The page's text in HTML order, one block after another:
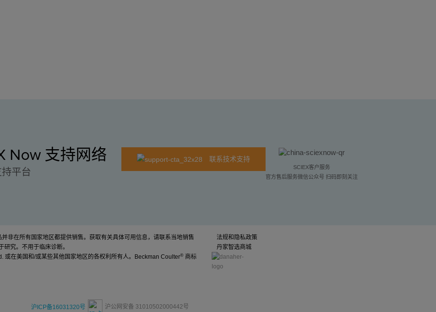
Now 支持网络
平台
联系技术支持
SCIEX客户服务
官方售后服务微信公众号 扫码即刻关注
非在所有国家地区都提供销售。获取有关具体可用信息，请联系当地销售
研究。不用于临床诊断。
或在美国和/或某些其他国家地区的各权利所有人。Beckman Coulter® 商标
法规和隐私政策
丹家智选商城
沪ICP备16031320号 沪公网安备 31010502000442号